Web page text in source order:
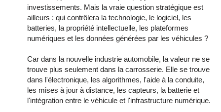
investissements. Mais la vraie question stratégique est
ailleurs : qui contrôlera la technologie, le logiciel, les
batteries, la propriété intellectuelle, les plateformes
numériques et les données générées par les véhicules ?
Car dans la nouvelle industrie automobile, la valeur ne se
trouve plus seulement dans la carrosserie. Elle se trouve
dans l'électronique, les algorithmes, l'aide à la conduite,
les mises à jour à distance, les capteurs, la batterie et
l'intégration entre le véhicule et l'infrastructure numérique.